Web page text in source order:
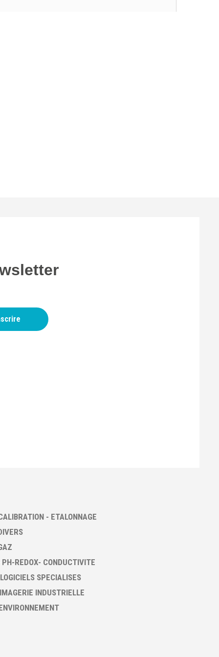
- ETALONNAGE
REDOX- CONDUCTIVITE
SPECIALISES
INDUSTRIELLE